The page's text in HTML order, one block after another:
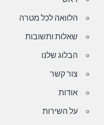
הלוואה לכל מטרה
שאלות ותשובות
הבלוג שלנו
צור קשר
אודות
על השירות